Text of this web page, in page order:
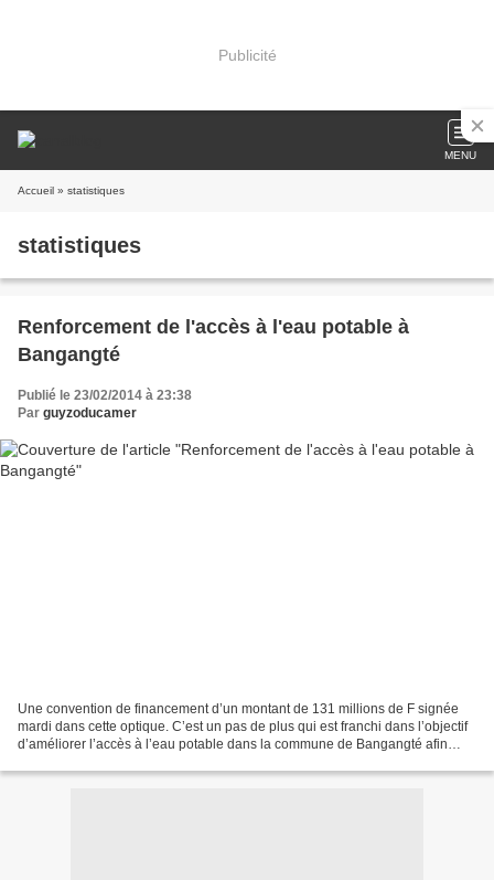
Publicité
MENU
Accueil » statistiques
statistiques
Renforcement de l'accès à l'eau potable à
Bangangté
Publié le 23/02/2014 à 23:38
Par guyzoducamer
Une convention de financement d’un montant de 131 millions de F signée
mardi dans cette optique. C’est un pas de plus qui est franchi dans l’objectif
d’améliorer l’accès à l’eau potable dans la commune de Bangangté afin